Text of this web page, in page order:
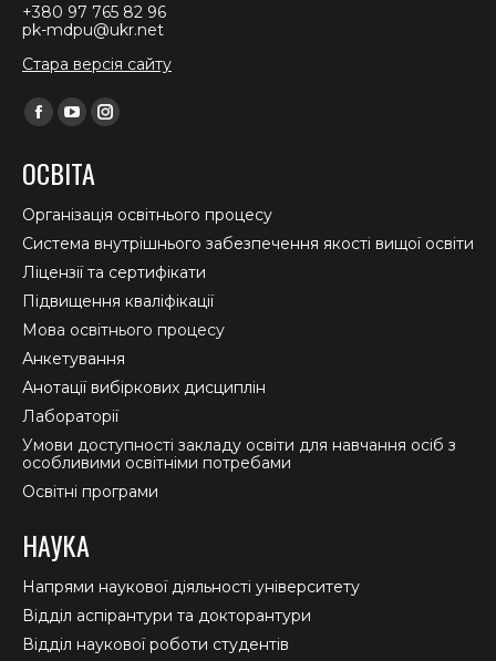
+380 97 765 82 96
pk-mdpu@ukr.net
Стара версія сайту
Find us on:
Facebook
opens
in
new
window
YouTube
opens
in
new
window
Instagram
in
new
window
ОСВІТА
Організація освітнього процесу
Система внутрішнього забезпечення якості вищої освіти
Ліцензії та сертифікати
Підвищення кваліфікації
Мова освітнього процесу
Анкетування
Анотації вибіркових дисциплін
Лабораторії
Умови доступності закладу освіти для навчання осіб з
особливими освітніми потребами
Освітні програми
НАУКА
Напрями наукової діяльності університету
Відділ аспірантури та докторантури
Відділ наукової роботи студентів